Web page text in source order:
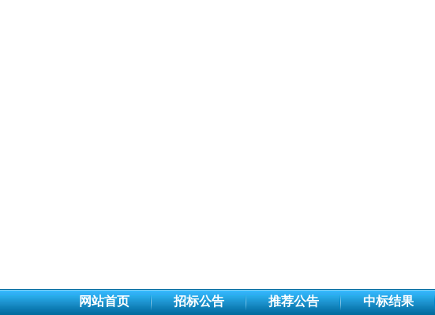
网站首页 招标公告 推荐公告 中标结果